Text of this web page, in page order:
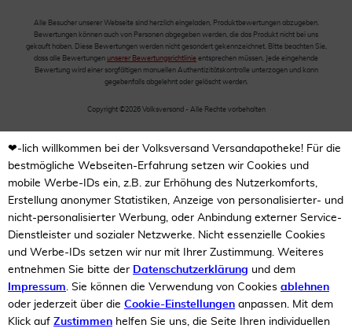
Alle Besucher unserer Webseite sind herzlich eingeladen, Produktbewertungen abzugeben.
Bewertungen können auch von Personen abgegeben werden, die das Produkt nicht bei uns
gekauft haben. Diese Bewertungen werden nicht gesondert gekennzeichnet. Bitte beachten Sie,
dass alle Bewertungen unserer Bewertungsrichtlinie entsprechen müssen. Jede eingehende
Bewertung wird einer sorgfältigen manuellen Authentizitätskontrolle unterzogen und kann
gegebenfalls abgelehnt oder gelöscht werden.
Copyright ©2026 Volksversand - Alle Rechte vorbehalten
❤-lich willkommen bei der Volksversand Versandapotheke! Für die
bestmögliche Webseiten-Erfahrung setzen wir Cookies und
mobile Werbe-IDs ein, z.B. zur Erhöhung des Nutzerkomforts,
Erstellung anonymer Statistiken, Anzeige von personalisierter- und
nicht-personalisierter Werbung, oder Anbindung externer Service-
Dienstleister und sozialer Netzwerke. Nicht essenzielle Cookies
und Werbe-IDs setzen wir nur mit Ihrer Zustimmung. Weiteres
entnehmen Sie bitte der Datenschutzerklärung und dem
Impressum. Sie können die Verwendung von Cookies ablehnen
oder jederzeit über die Cookie-Einstellungen anpassen. Mit dem
Klick auf Zustimmen helfen Sie uns, die Seite Ihren individuellen